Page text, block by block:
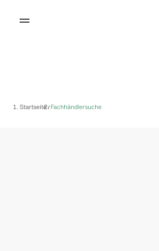
Startseite/ Fachhändlersuche